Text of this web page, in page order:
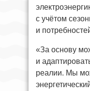
с учётом
и
«За основу
и
реалии. Мы